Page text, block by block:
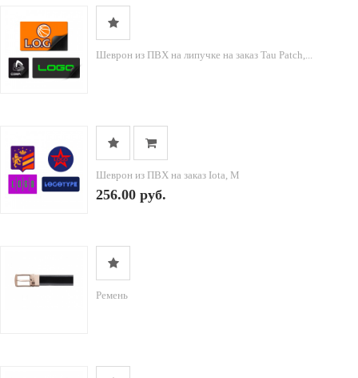
Шеврон из ПВХ на липучке на заказ Tau Patch,...
Шеврон из ПВХ на заказ Iota, M
256.00 руб.
Ремень